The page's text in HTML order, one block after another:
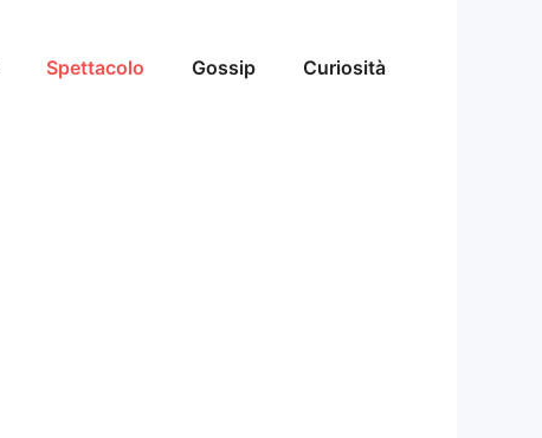
Spettacolo Gossip Curiosità